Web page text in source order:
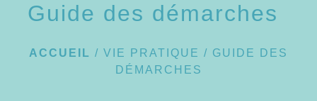
Guide des démarches
ACCUEIL / VIE PRATIQUE / GUIDE DES
DÉMARCHES